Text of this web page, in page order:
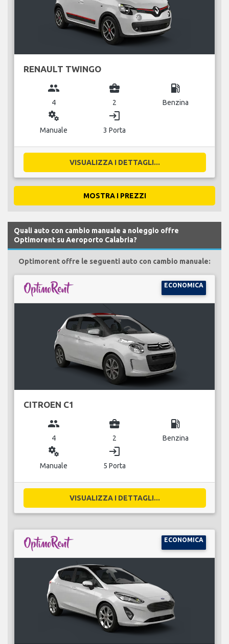
RENAULT TWINGO
group
4
business_center
2
local_gas_station
Benzina
miscellaneous_services
Manuale
login
3 Porta
VISUALIZZA I DETTAGLI...
MOSTRA I PREZZI
Quali auto con cambio manuale a noleggio offre
Optimorent su Aeroporto Calabria?
Optimorent offre le seguenti auto con cambio manuale:
ECONOMICA
CITROEN C1
group
4
business_center
2
local_gas_station
Benzina
miscellaneous_services
Manuale
login
5 Porta
VISUALIZZA I DETTAGLI...
ECONOMICA